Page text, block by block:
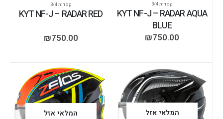
קסדות 3/4
KYT NF-J – RADAR AQUA
BLUE
₪750.00
קסדות 3/4
KYT NF-J – RADAR RED
₪750.00
המלאי אזל המלאי אזל